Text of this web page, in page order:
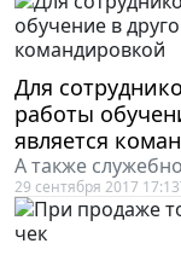
Для
работы
является
А также
29 сентября 2017 17:13